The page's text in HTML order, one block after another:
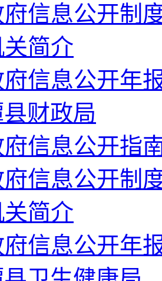
府信息公开制
简介
府信息公开年
财政局
府信息公开指
府信息公开制
简介
府信息公开年